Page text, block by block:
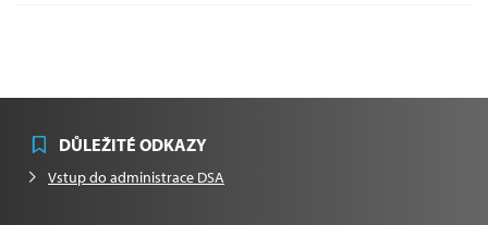
DŮLEŽITÉ ODKAZY
Vstup do administrace DSA